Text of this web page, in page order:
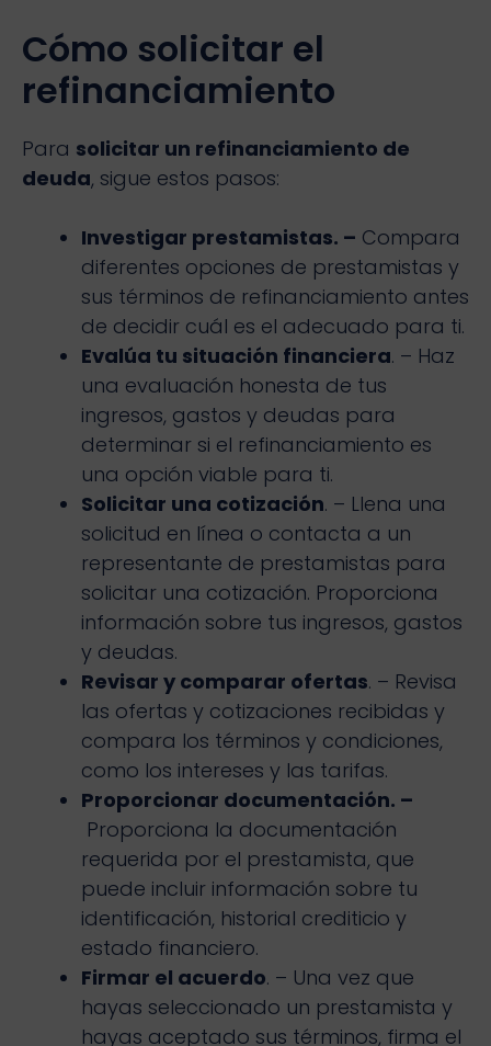
Cómo solicitar el
refinanciamiento
Para solicitar un refinanciamiento de
deuda, sigue estos pasos:
Investigar prestamistas. – Compara
diferentes opciones de prestamistas y
sus términos de refinanciamiento antes
de decidir cuál es el adecuado para ti.
Evalúa tu situación financiera. – Haz
una evaluación honesta de tus
ingresos, gastos y deudas para
determinar si el refinanciamiento es
una opción viable para ti.
Solicitar una cotización. – Llena una
solicitud en línea o contacta a un
representante de prestamistas para
solicitar una cotización. Proporciona
información sobre tus ingresos, gastos
y deudas.
Revisar y comparar ofertas. – Revisa
las ofertas y cotizaciones recibidas y
compara los términos y condiciones,
como los intereses y las tarifas.
Proporcionar documentación. –
Proporciona la documentación
requerida por el prestamista, que
puede incluir información sobre tu
identificación, historial crediticio y
estado financiero.
Firmar el acuerdo. – Una vez que
hayas seleccionado un prestamista y
hayas aceptado sus términos, firma el